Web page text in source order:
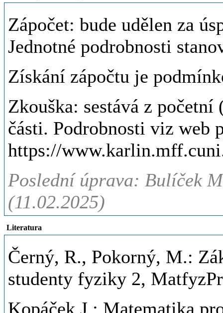
Zápočet: bude udělen za
Jednotné podrobnosti
Získání zápočtu je
Zkouška: sestává z
části. Podrobnosti viz web
https://
Poslední úprava: Bulíček
(11.02.2025)
Literatura
Černý, R., Pokorný, M.:
studenty fyziky 2,
Kopáček J.: Matematika